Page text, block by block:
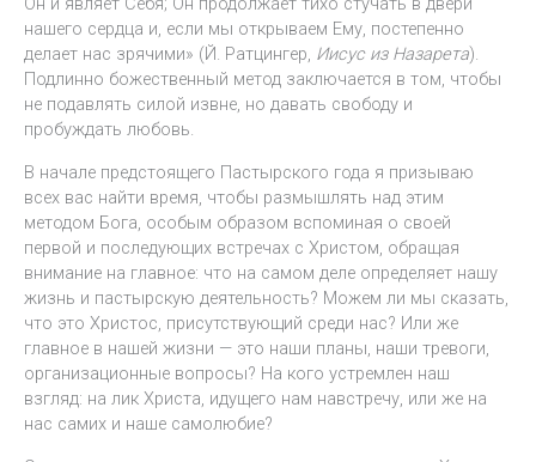
нашего сердца и, если мы открываем Ему, постепенно
делает нас зрячими» (Й. Ратцингер, Иисус из Назарета).
Подлинно божественный метод заключается в том, чтобы
не подавлять силой извне, но давать свободу и
пробуждать любовь.
В начале предстоящего Пастырского года я призываю
всех вас найти время, чтобы размышлять над этим
методом Бога, особым образом вспоминая о своей
первой и последующих встречах с Христом, обращая
внимание на главное: что на самом деле определяет нашу
жизнь и пастырскую деятельность? Можем ли мы сказать,
что это Христос, присутствующий среди нас? Или же
главное в нашей жизни — это наши планы, наши тревоги,
организационные вопросы? На кого устремлен наш
взгляд: на лик Христа, идущего нам навстречу, или же на
нас самих и наше самолюбие?